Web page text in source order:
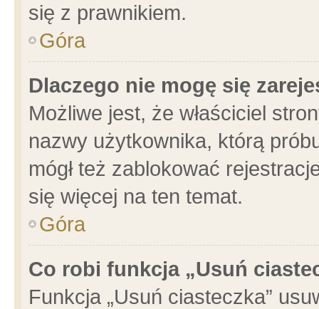
się z prawnikiem.
Góra
Dlaczego nie mogę się
Możliwe jest, że właściciel
nazwy użytkownika, którą
mógł też zablokować
się więcej na ten temat.
Góra
Co robi funkcja „Usuń
Funkcja „Usuń ciasteczka”